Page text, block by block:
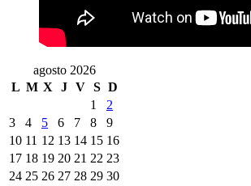
agosto 2026
L M X J V S D
1
2
3
4 5 6 7 8
9
10 11 12 13 14 15 16
17 18 19 20 21 22 23
24 25 26 27 28 29 30